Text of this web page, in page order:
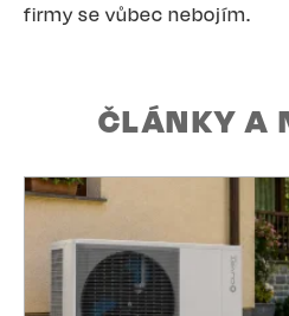
firmy se vůbec nebojím.
ČLÁNKY A